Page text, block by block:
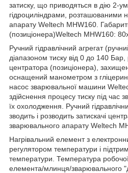
затиску, що приводяться в дію 2-
гідроциліндрами, розташованими
апарату Weltech MHW160.
(позиціонера)Weltech MHW160:
Ручний гідравлічний агрегат
діапазоном тиску від 0 до 140
центратора (позиціонера),
оснащений манометром з
насос зварювальної машини
здійснення процесу тиску під час
їх охолодження. Ручний
зводить і розводить затискачі
зварювального апарату Weltech
Нагрівальний елемент з
регулятором температури і
температури. Температура
елемента/млинця/зварювального